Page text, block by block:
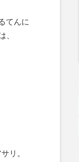
てんに
、
リ。